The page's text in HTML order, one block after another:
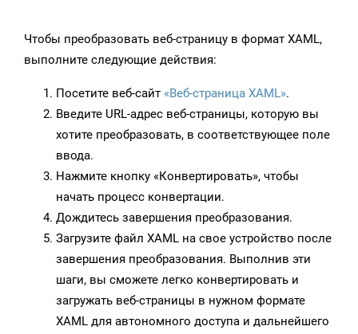
Чтобы преобразовать веб-страницу в формат XAML,
выполните следующие действия:
Посетите веб-сайт «Веб-страница XAML».
Введите URL-адрес веб-страницы, которую вы
хотите преобразовать, в соответствующее поле
ввода.
Нажмите кнопку «Конвертировать», чтобы
начать процесс конвертации.
Дождитесь завершения преобразования.
Загрузите файл XAML на свое устройство после
завершения преобразования. Выполнив эти
шаги, вы сможете легко конвертировать и
загружать веб-страницы в нужном формате
XAML для автономного доступа и дальнейшего